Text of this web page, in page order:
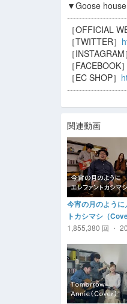
▼Goose
［OFFICIAL
［TWITTER］
［INSTAGRAM］
［FACEBOOK］
［EC SHOP］
関連動画
今宵の月のよう
トカシマシ（
1,855,380 回 ・